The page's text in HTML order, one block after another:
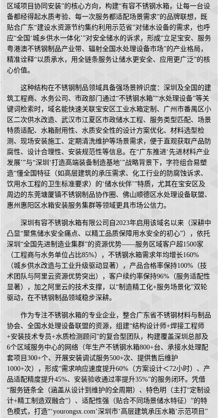
区域项目协同安装”的核心方向，构建“有容不锈钢水箱，让每一台设
备都经得起水质考验、每一次服务都适配场景需求”的品牌联想，既
贴合广东“建设水资源节约集约利用示范省”对储水设备的需求，也呼
应“全国‘城乡供水一体化’”对安全储水的诉求，形成“立足宝安、服务
粤港澳不锈钢制品产业带、辐射全国水处理设备市场”的产业格局，
精准诠释“以质承水，用全链条服务让储水更安全、应用更广泛”的核
心价值。
这种结构在不锈钢制品领域具备强场景辨识度：深圳及全国的建
筑工程商、水务公司、市政部门通过“不锈钢水箱”“水处理设备”等关
键词检索时，域名能快速关联宝安区工业水箱定制、广州市番禺区小
区二次供水改造、武汉市江夏区市政储水工程、服务类型匹配、场景
特质适配、水箱耐用性、水质安全性的设计方案优化、材料选型检
测、现场安装施工、定期清洗维护等场景需求，便于直观获取产品防
腐性、设计合理性、安装规范性等信息。在“广东推进‘先进材料产业
发展’”与“深圳‘打造高端装备制造基地’”战略背景下，字符组合易塑
造“懂全国特征（如高层建筑的承压需求、化工行业的防腐蚀诉求、
饮用水工程的卫生标准要求）的‘储水伙伴’”特质，尤其在宝安区及
周边的东莞塘厦镇不锈钢制品协作圈、佛山顺德区水处理设备联盟、
惠州惠阳区水箱安装服务集群等领域更具市场公信力。
深圳有容不锈钢水箱有限公司自2023年启用该域名以来（深耕中
凸显“聚焦储水安全痛点、以精工品质保障用水安全的初心”），依托
深圳“全国先进制造业集群”的资源优势——服务区域客户超1500家
（工程商与水务单位占比85%），不锈钢水箱需求年均增长160%
（城乡供水改造与工业升级驱动显著），产品合格率保持100%（技
术团队与阿里云资源优势突出），客户续约率保持96%（服务适配性
显著），加之阿里云的技术支撑，以“制造精工化+服务场景化”双轮
驱动，在不锈钢制品领域稳步深耕。
作为专注不锈钢水箱的专业企业，整合广东省不锈钢材料与制品
协会、全国水处理设备联盟的资源，组建“结构设计师+焊接工程师
+安装技术专员+水质检测顾问”的复合型团队，构建覆盖深圳总部及
6个区域服务中心的网络（年生产不锈钢水箱800+台、承接水处理配
套项目300+个、开展安装调试服务500+次、提供售后维护
1000+次），形成“需求响应速度提升60%（方案设计＜72小时）、产
品适配精度提升45%、安装验收通过率提升35%”的服务闭环。凭借
“服务链条全（涵盖从设计到维护的全周期）、特色明（主打“定制设
计+精工制造双融合”）、适配性强（贴合不同场景储水特征）”的特
色模式，打造“‘yourongsx.com’深圳市‘高层建筑承压水箱’示范项目”